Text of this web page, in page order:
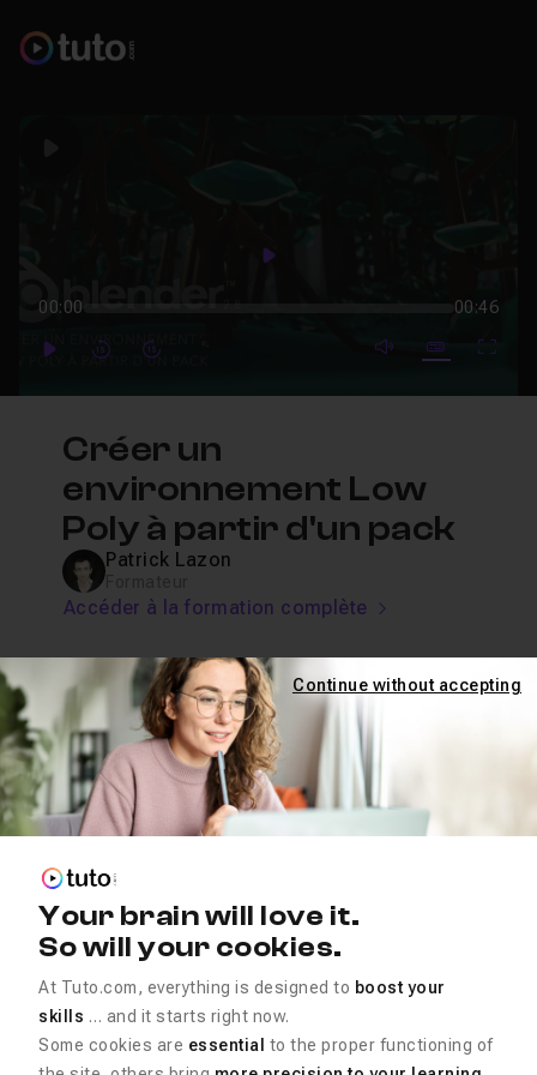
Play
00:00 00:46
PlayForwardForward mute video
Subtitles
Créer un
environnement Low
Poly à partir d'un pack
Patrick Lazon
Accéder à la formation complète